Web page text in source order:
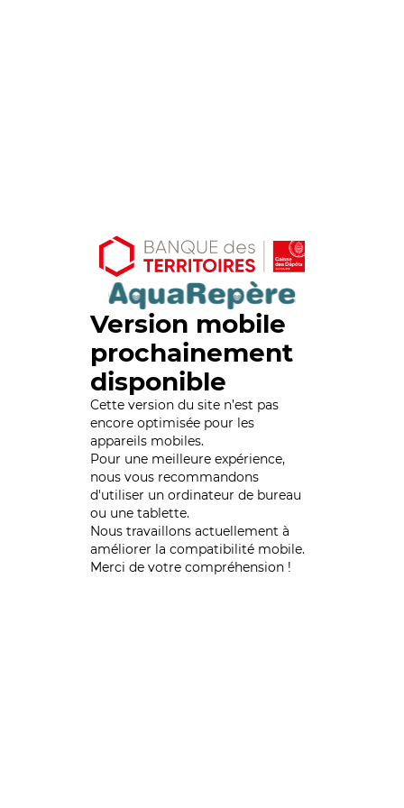
Version mobile
prochainement
disponible
Cette version du site n’est pas
encore optimisée pour les
appareils mobiles.
Pour une meilleure expérience,
nous vous recommandons
d'utiliser un ordinateur de bureau
ou une tablette.
Nous travaillons actuellement à
améliorer la compatibilité mobile.
Merci de votre compréhension !